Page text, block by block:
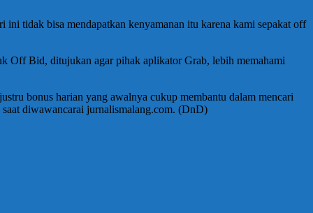
ini tidak bisa mendapatkan kenyamanan itu karena kami sepakat off
Off Bid, ditujukan agar pihak aplikator Grab, lebih memahami
bonus harian yang awalnya cukup membantu dalam mencari
diwawancarai jurnalismalang.com. (DnD)